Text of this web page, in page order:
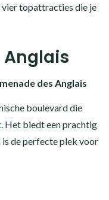
vier topattracties die je
Anglais
des Anglais
boulevard die
Het biedt een prachtig
de perfecte plek voor